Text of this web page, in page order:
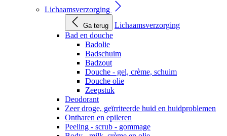
Lichaamsverzorging
Ga terug
Lichaamsverzorging
Bad en douche
Badolie
Badschuim
Badzout
Douche - gel, crème, schuim
Douche olie
Zeepstuk
Deodorant
Zeer droge, geïrriteerde huid en huidproblemen
Ontharen en epileren
Peeling - scrub - gommage